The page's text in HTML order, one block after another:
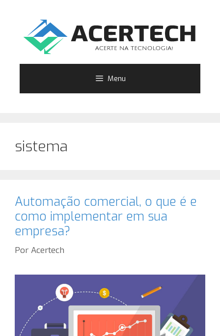
conteúdo
Menu
sistema
Automação comercial, o que é e
como implementar em sua
empresa?
Por Acertech